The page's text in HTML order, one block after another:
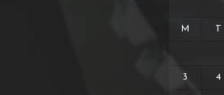
M T
3 4